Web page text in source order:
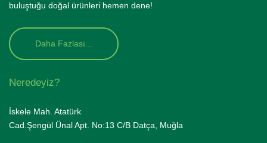
buluştuğu doğal ürünleri hemen dene!
Daha Fazlası...
Neredeyiz?
İskele Mah. Atatürk
Cad.Şengül Ünal Apt. No:13 C/B Datça, Muğla